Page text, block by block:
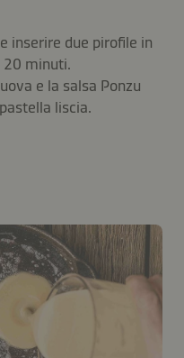
inserire due pirofile in
20 minuti.
e la salsa Ponzu
liscia.